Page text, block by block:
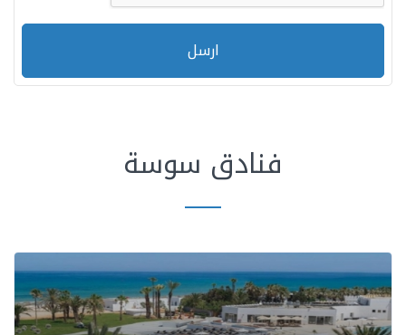
ارسل
فنادق سوسة